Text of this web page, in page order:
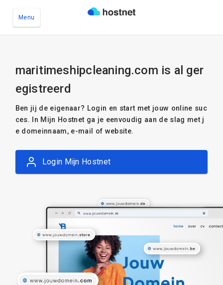
Menu
maritimeshipcleaning.com is al ger
egistreerd
Ben jij de eigenaar? Login en start met jouw online suc
ces. In Mijn Hostnet ga je eenvoudig aan de slag met j
e domeinnaam, e-mail of website.
Login Mijn Hostnet